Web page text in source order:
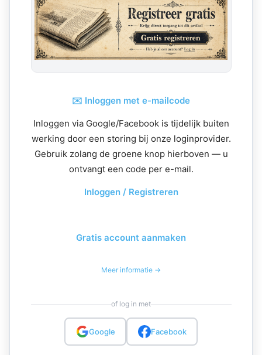
✉️ Inloggen met e-mailcode
Inloggen via Google/Facebook is tijdelijk buiten
werking door een storing bij onze loginprovider.
Gebruik zolang de groene knop hierboven — u
ontvangt een code per e-mail.
Inloggen / Registreren
Gratis account aanmaken
Meer informatie →
of log in met
Google Facebook